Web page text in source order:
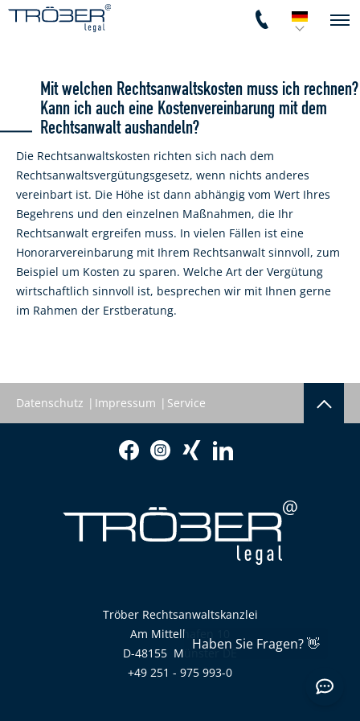
Mit welchen Rechtsanwaltskosten muss ich rechnen?
Kann ich auch eine Kostenvereinbarung mit dem
Rechtsanwalt aushandeln?
Die Rechtsanwaltskosten richten sich nach dem
Rechtsanwaltsvergütungsgesetz, wenn nichts anderes
vereinbart ist. Die Höhe ist dann abhängig vom Wert Ihres
Begehrens und den einzelnen Maßnahmen, die Ihr
Rechtsanwalt ergreifen muss. In vielen Fällen ist eine
Honorarvereinbarung mit Ihrem Rechtsanwalt sinnvoll, zum
Beispiel um Kosten zu sparen. Welche Art der Vergütung
wirtschaftlich sinnvoll ist, besprechen wir mit Ihnen gerne
im Rahmen der Erstberatung.
Datenschutz Impressum Service
Tröber Rechtsanwaltskanzlei
Am Mittelhafen 10
D-48155 Münster DE
+49 251 - 975 993-0